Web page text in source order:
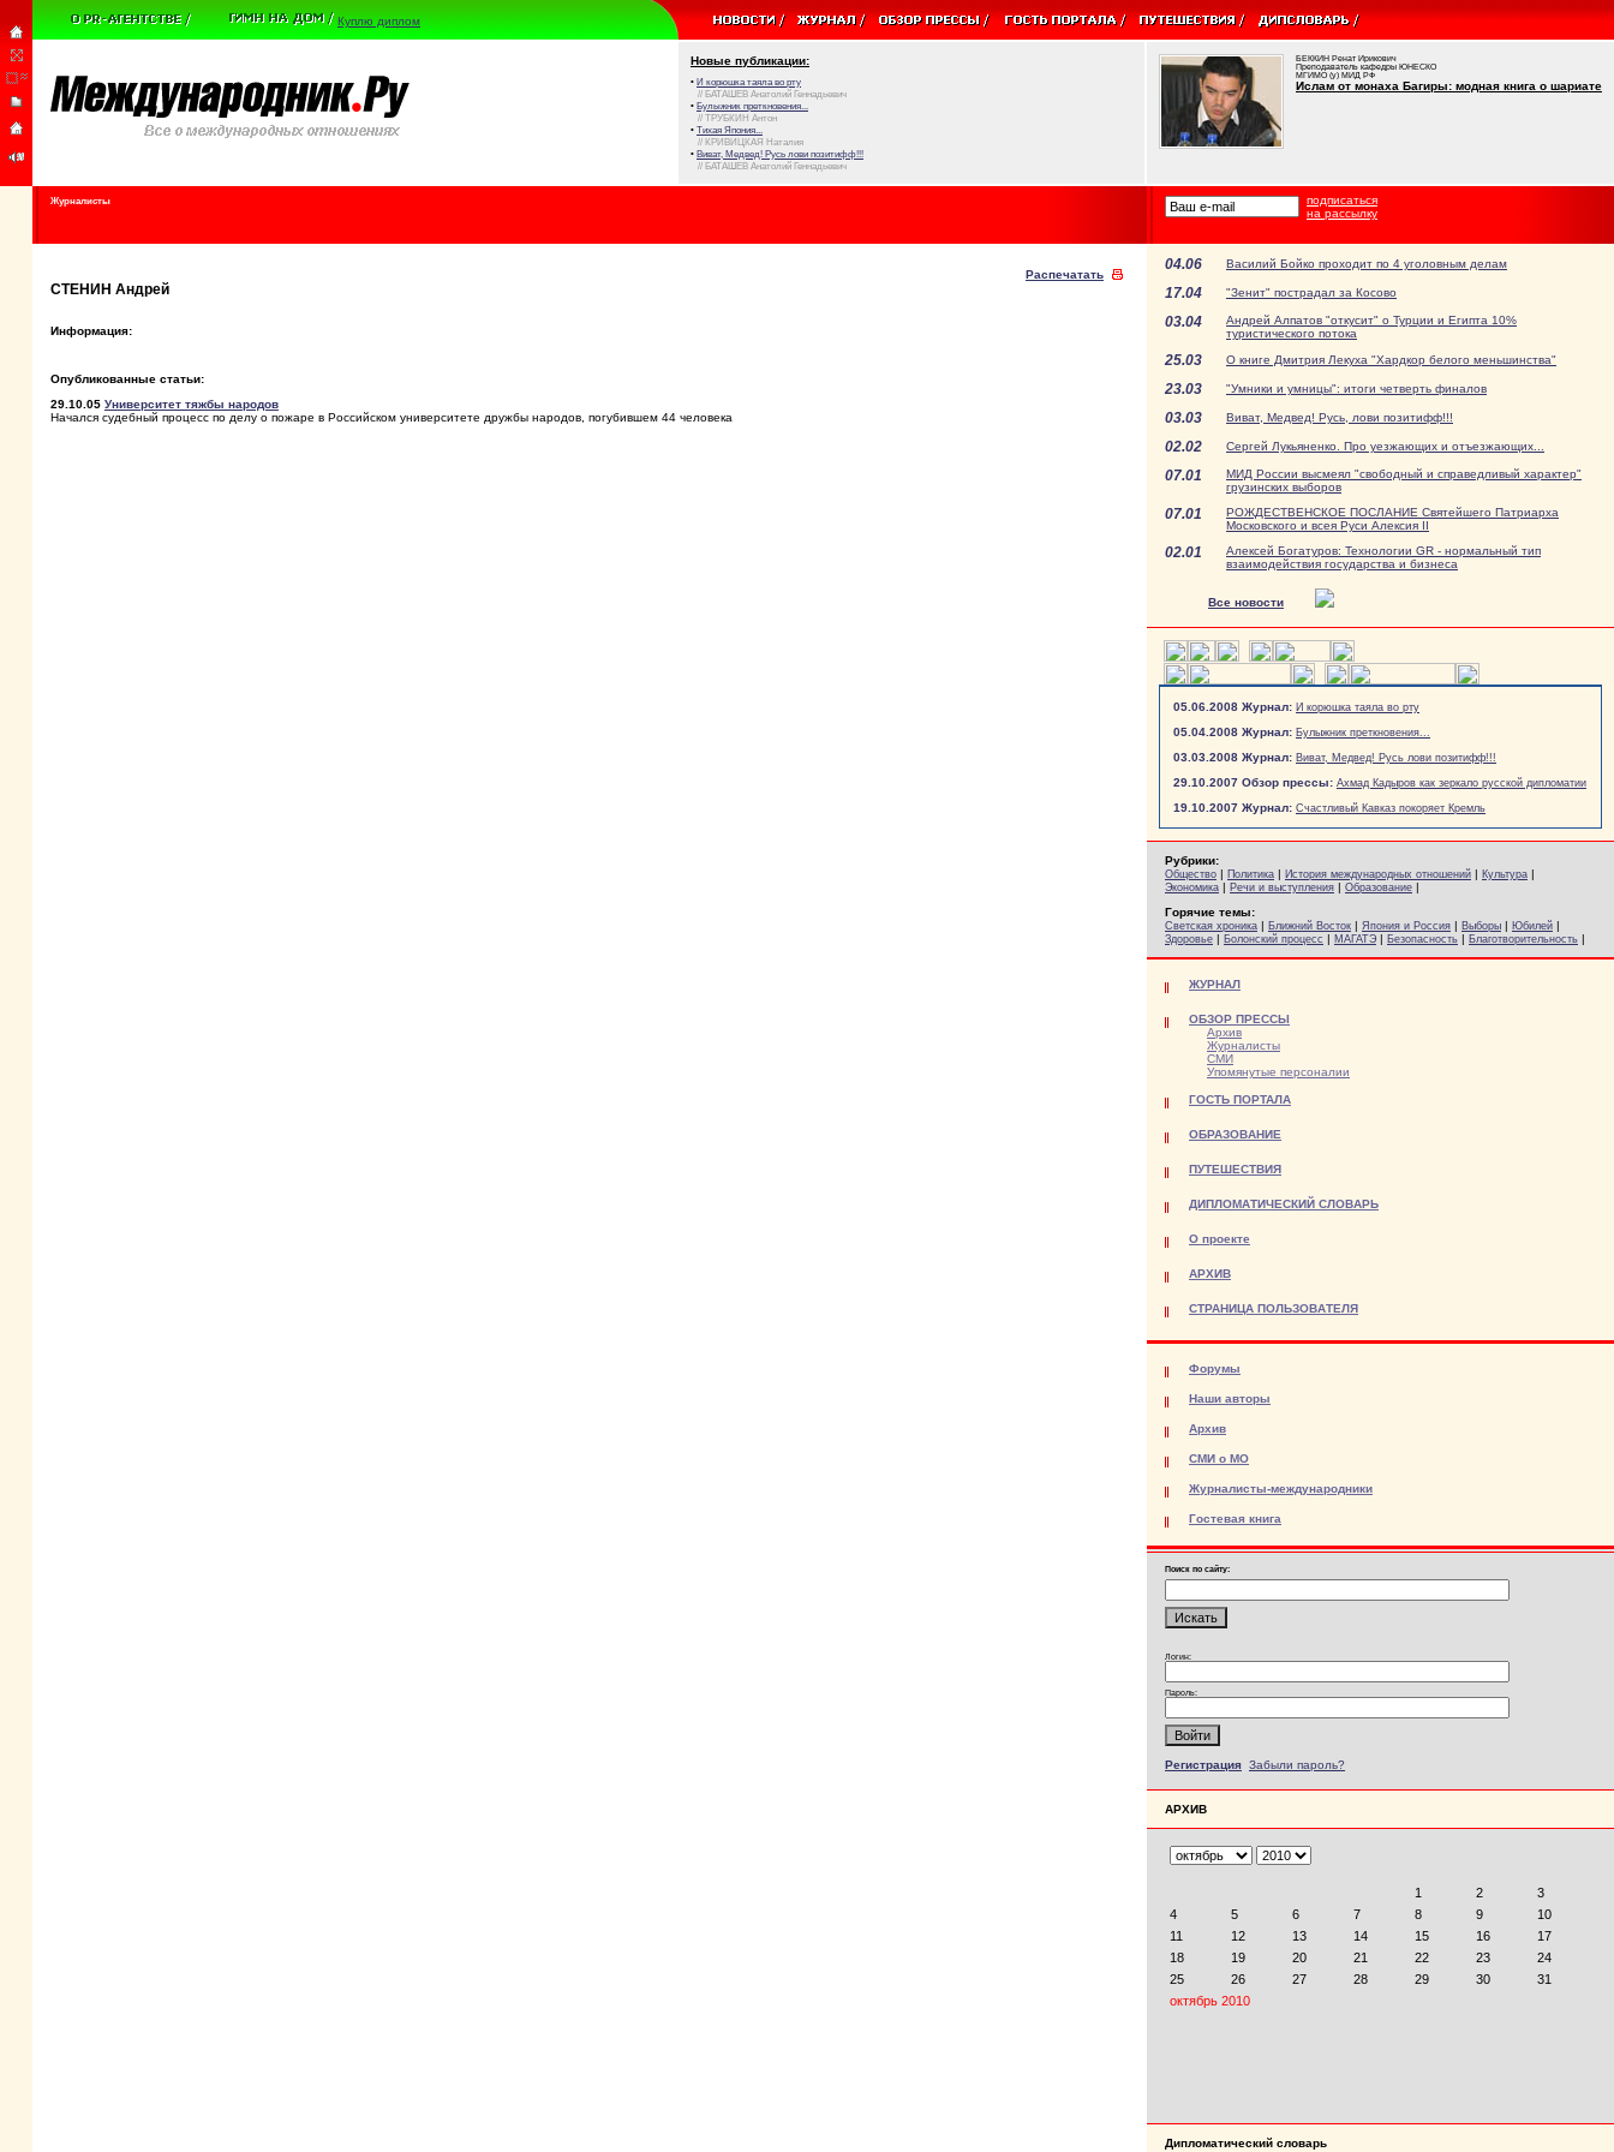
Куплю диплом
Новые публикации:
• И корюшка таяла во рту
// БАТАШЕВ Анатолий Геннадьевич
• Булыжник преткновения...
// ТРУБКИН Антон
• Тихая Япония...
// КРИВИЦКАЯ Наталия
• Виват, Медвед! Русь лови позитифф!!!
// БАТАШЕВ Анатолий Геннадьевич
БЕККИН Ренат Ирикович
Преподаватель кафедры ЮНЕСКО
МГИМО (у) МИД РФ
Ислам от монаха Багиры: модная книга о шариате
Журналисты
подписаться
на рассылку
Распечатать
СТЕНИН Андрей
Информация:
Опубликованные статьи:
29.10.05 Университет тяжбы народов
Начался судебный процесс по делу о пожаре в Российском университете дружбы народов, погубившем 44 человека
04.06 Василий Бойко проходит по 4 уголовным делам
17.04 "Зенит" пострадал за Косово
03.04
Андрей Алпатов "откусит" о Турции и Египта 10%
туристического потока
25.03 О книге Дмитрия Лекуха "Хардкор белого меньшинства"
23.03 "Умники и умницы": итоги четверть финалов
03.03 Виват, Медвед! Русь, лови позитифф!!!
02.02 Сергей Лукьяненко. Про уезжающих и отъезжающих...
07.01
МИД России высмеял "свободный и справедливый характер"
грузинских выборов
07.01
РОЖДЕСТВЕНСКОЕ ПОСЛАНИЕ Святейшего Патриарха
Московского и всея Руси Алексия II
02.01
Алексей Богатуров: Технологии GR - нормальный тип
взаимодействия государства и бизнеса
Все новости
05.06.2008 Журнал: И корюшка таяла во рту
05.04.2008 Журнал: Булыжник преткновения...
03.03.2008 Журнал: Виват, Медвед! Русь лови позитифф!!!
29.10.2007 Обзор прессы: Ахмад Кадыров как зеркало русской дипломатии
19.10.2007 Журнал: Счастливый Кавказ покоряет Кремль
Рубрики:
Общество | Политика | История международных отношений | Культура |
Экономика | Речи и выступления | Образование |
Горячие темы:
Светская хроника | Ближний Восток | Япония и Россия | Выборы | Юбилей |
Здоровье | Болонский процесс | МАГАТЭ | Безопасность | Благотворительность |
ЖУРНАЛ
ОБЗОР ПРЕССЫ
Архив
Журналисты
СМИ
Упомянутые персоналии
ГОСТЬ ПОРТАЛА
ОБРАЗОВАНИЕ
ПУТЕШЕСТВИЯ
ДИПЛОМАТИЧЕСКИЙ СЛОВАРЬ
О проекте
АРХИВ
СТРАНИЦА ПОЛЬЗОВАТЕЛЯ
Форумы
Наши авторы
Архив
СМИ о МО
Журналисты-международники
Гостевая книга
Поиск по сайту:
Логин:
Пароль:
Регистрация Забыли пароль?
АРХИВ
Дипломатический словарь